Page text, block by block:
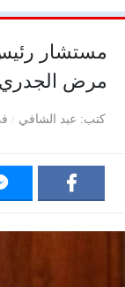
مستشار
مرض الجدري
كتب عبد الشافي